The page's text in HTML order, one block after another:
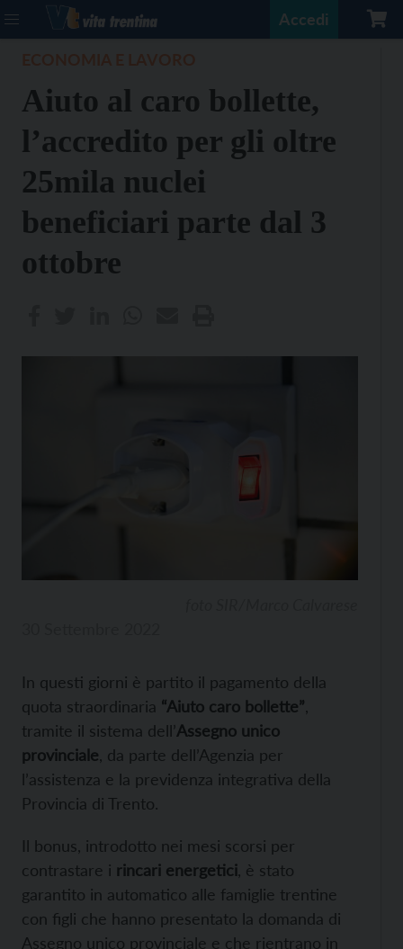
Accedi
Aiuto al caro bollette,
l’accredito per gli oltre
25mila nuclei
beneficiari parte dal 3
ottobre
In questi giorni è partito il pagamento della
quota straordinaria “Aiuto caro bollette”
tramite il sistema dell’Assegno unico
provinciale , da parte dell’Agenzia per
l’assistenza e la previdenza integrativa della
Provincia di Trento.
Il bonus, introdotto nei mesi scorsi per
contrastare i rincari energetici , è stato
garantito in automatico alle famiglie trentine
con figli che hanno presentato la domanda di
Assegno unico provinciale e che rientrano in